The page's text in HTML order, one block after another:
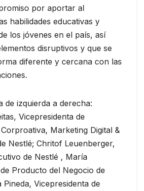
por aportar al
habilidades educativas y
los jóvenes en el país, así
disruptivos y que se
diferente y cercana con las
de izquierda a derecha:
Vicepresidenta de
Marketing Digital &
Nestlé; Chritof Leuenberger,
de Nestlé , María
Producto del Negocio de
Pineda, Vicepresidenta de